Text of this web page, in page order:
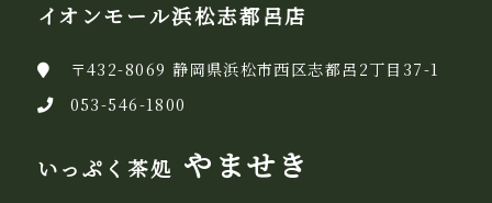
イオンモール浜松志都呂店
〒432-8069 静岡県浜松市西区志都呂2丁目37-1
053-546-1800
いっぷく茶処 やませき